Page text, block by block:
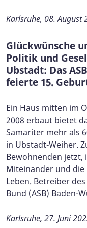
Karlsruhe, 08. August
Glückwünsche
Politik und
Ubstadt: Das
feierte 15.
Ein Haus mitten im
2008 erbaut bietet
Samariter mehr als
in Ubstadt-Weiher.
Bewohnenden jetzt,
Miteinander und
Leben. Betreiber
Bund (ASB) Baden-
Karlsruhe, 27. Juni